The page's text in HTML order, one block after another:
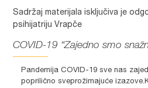
Sadržaj materijala isključiva je
psihijatriju Vrapče
COVID-19 “Zajedno smo
Pandemija COVID-19 sve nas
poprilično sveprožimajuće